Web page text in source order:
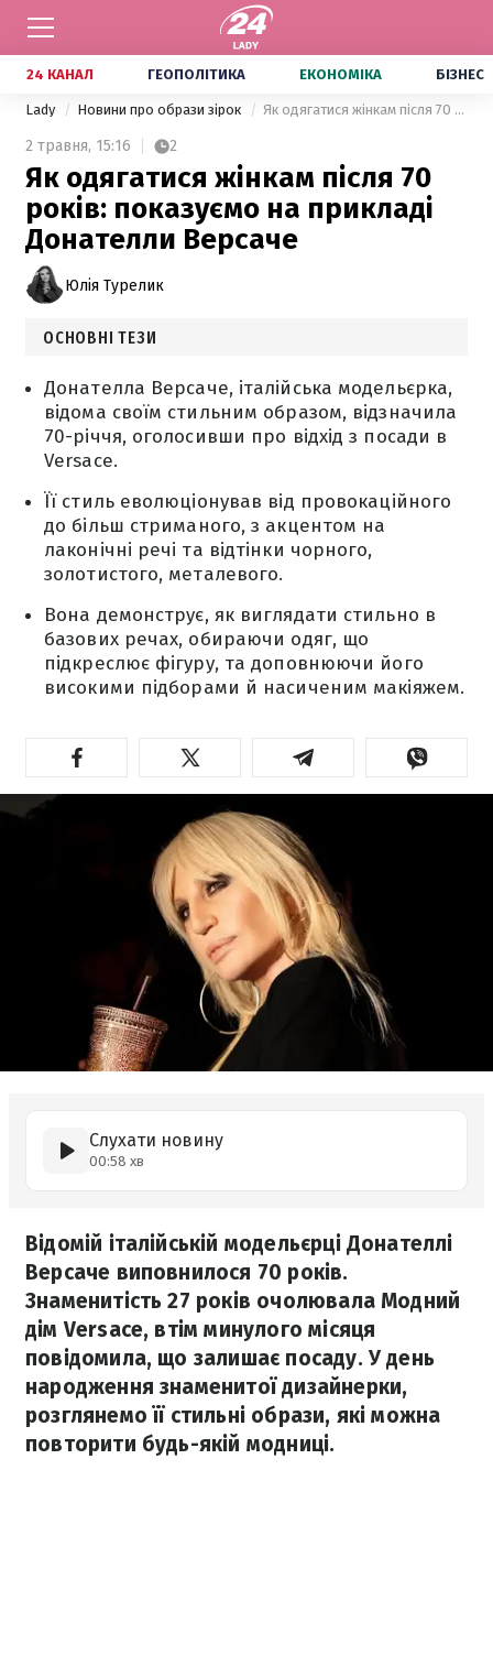
24 КАНАЛ ГЕОПОЛІТИКА ЕКОНОМІКА БІЗНЕС
Lady Новини про образи зірок Як одягатися жінкам після 70 років: показуємо на прикладі Донателли Версаче
2 травня, 15:16 2
Як одягатися жінкам після 70
років: показуємо на прикладі
Донателли Версаче
Юлія Турелик
ОСНОВНІ ТЕЗИ
Донателла Версаче, італійська модельєрка,
відома своїм стильним образом, відзначила
70-річчя, оголосивши про відхід з посади в
Versace.
Її стиль еволюціонував від провокаційного
до більш стриманого, з акцентом на
лаконічні речі та відтінки чорного,
золотистого, металевого.
Вона демонструє, як виглядати стильно в
базових речах, обираючи одяг, що
підкреслює фігуру, та доповнюючи його
високими підборами й насиченим макіяжем.
Слухати новину
00:58 хв
Відомій італійській модельєрці Донателлі
Версаче виповнилося 70 років.
Знаменитість 27 років очолювала Модний
дім Versace, втім минулого місяця
повідомила, що залишає посаду. У день
народження знаменитої дизайнерки,
розглянемо її стильні образи, які можна
повторити будь-якій модниці.